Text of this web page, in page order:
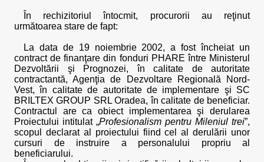
În rechizitoriul întocmit, procurorii au reţinut
următoarea stare de fapt:
La data de 19 noiembrie 2002, a fost încheiat un
contract de finanţare din fonduri PHARE între Ministerul
Dezvoltării şi Prognozei, în calitate de autoritate
contractantă, Agenţia de Dezvoltare Regională Nord-
Vest, în calitate de autoritate de implementare şi SC
BRILTEX GROUP SRL Oradea, în calitate de beneficiar.
Contractul are ca obiect implementarea şi derularea
Proiectului intitulat „Profesionalism pentru Mileniul trei”,
scopul declarat al proiectului fiind cel al derulării unor
cursuri de instruire a personalului propriu al
beneficiarului.